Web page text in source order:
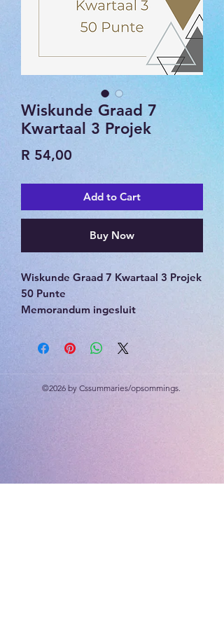
Wiskunde Graad 7
Kwartaal 3 Projek
R 54,00
Add to Cart
Buy Now
Wiskunde Graad 7 Kwartaal 3 Projek
50 Punte
Memorandum ingesluit
transformasies, vergrotings en
verkleinings.
©2026 by Cssummaries/opsommings.